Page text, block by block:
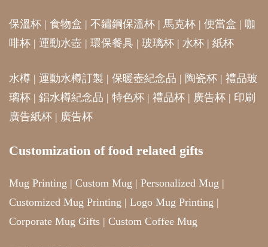
保溫杯 | 食物盒 | 不鏽鋼保溫杯 | 馬克杯 | 便當盒 | 咖
啡杯 | 運動水壺 | 環保餐具 | 玻璃杯 | 水杯 | 紙杯
水樽 | 運動水樽訂製 | 保暖壺紀念品 | 陶瓷杯 | 禮品玻
璃杯 | 鋁水樽紀念品 | 特色杯 | 禮品杯 | 廣告杯 | 印刷
廣告紙杯 | 廣告杯
Customization of food related gifts
Mug Printing | Custom Mug | Personalized Mug |
Customized Mug Printing | Logo Mug Printing |
Corporate Mug Gifts | Custom Coffee Mug